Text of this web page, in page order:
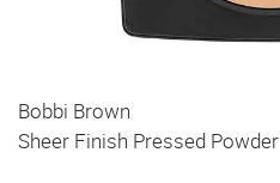
Zum
Anfang
der
Bobbi Brown
Sheer Finish Pressed Powder